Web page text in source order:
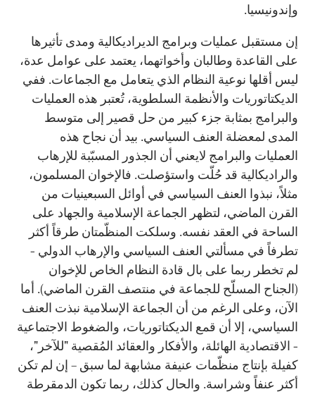
وإندونيسيا.
إن مستقبل عمليات وبرامج الديراديكالية ومدى تأثيرها
على القاعدة وطالبان وأخواتهما، يعتمد على عوامل عدة،
ليس أقلها نوعية النظام الذي يتعامل مع الجماعات. ففي
الديكتاتوريات والأنظمة السلطوية، تُعتبر هذه العمليات
والبرامج بمثابة جزء كبير من حل قصير إلى متوسط
المدى لمعضلة العنف السياسي. بيد أن نجاح هذه
العمليات والبرامج لايعني أن الجذور المسبّبة للإرهاب
والراديكالية قد حُلّت واستؤصلت. فالإخوان المسلمون،
مثلاً، نبذوا العنف السياسي في أوائل السبعينيات من
القرن الماضي، لتظهر الجماعة الإسلامية والجهاد على
الساحة في العقد نفسه. وسلكت المنظّمتان طرقاً أكثر
تطرفاً في مسألتي العنف السياسي والإرهاب الدولي -
لم تخطر ربما على بال قادة النظام الخاص للإخوان
(الجناح المسلّح للجماعة في منتصف القرن الماضي). أما
الآن، وعلى الرغم من أن الجماعة الإسلامية نبذت العنف
السياسي، إلا أن قمع الديكتاتوريات، والضغوط الاجتماعية
- الاقتصادية الهائلة، والأفكار والعقائد المُقصية "للآخر"،
كفيلة بإنتاج منظّمات عنيفة مشابهة لما سبق – إن لم تكن
أكثر عنفاً وشراسة. والحال كذلك، ربما تكون الدمقرطة